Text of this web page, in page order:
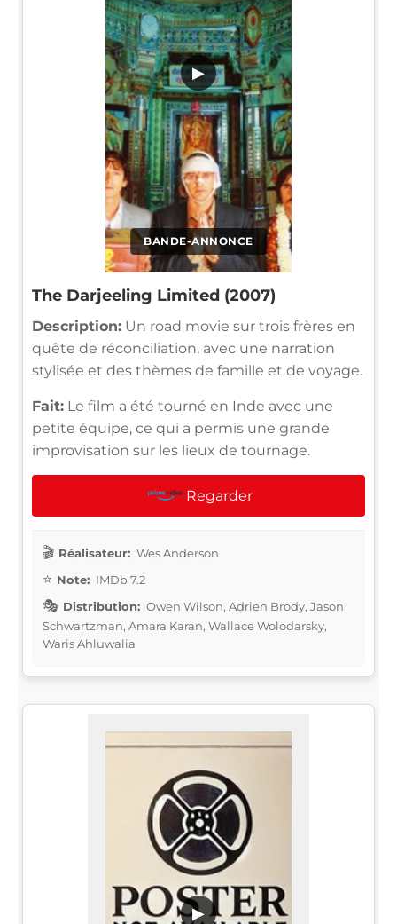
BANDE-ANNONCE
▶
The Darjeeling Limited (2007)
Description: Un road movie sur trois frères en
quête de réconciliation, avec une narration
stylisée et des thèmes de famille et de voyage.
Fait: Le film a été tourné en Inde avec une
petite équipe, ce qui a permis une grande
improvisation sur les lieux de tournage.
Regarder
Réalisateur: Wes Anderson
Note: IMDb 7.2
Distribution: Owen Wilson, Adrien Brody, Jason
Schwartzman, Amara Karan, Wallace Wolodarsky,
Waris Ahluwalia
▶